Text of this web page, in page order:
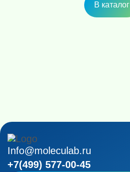
В каталог
Info@moleculab.ru
+7(499) 577-00-45